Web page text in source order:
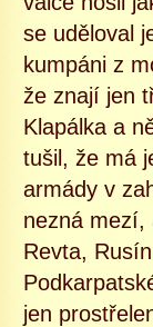
se uděloval
kumpáni z
že znají jen
Klapálka a
tušil, že má
armády v
nezná mezí,
Revta,
jen